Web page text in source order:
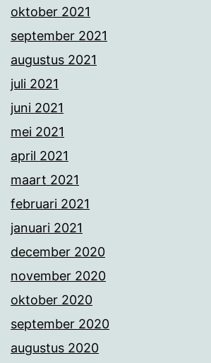
oktober 2021
september 2021
augustus 2021
juli 2021
juni 2021
mei 2021
april 2021
maart 2021
februari 2021
januari 2021
december 2020
november 2020
oktober 2020
september 2020
augustus 2020